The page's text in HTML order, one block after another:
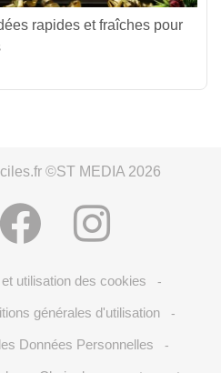
rapides et fraîches pour
©ST MEDIA 2026
utilisation des cookies -
générales d'utilisation -
Données Personnelles -